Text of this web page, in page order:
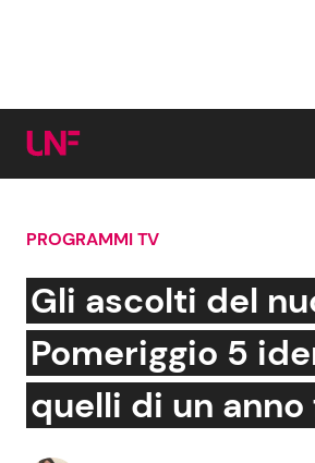
Cerca:
News e Cronaca
Attualità Italiana
PROGRAMMI TV
Gli ascolti del
Pomeriggio 5
quelli di un anno